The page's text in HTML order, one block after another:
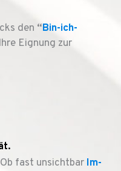
den “Bin-ich-
Eignung zur
fast unsichtbar Im-